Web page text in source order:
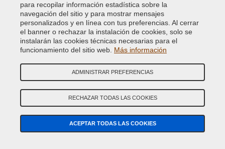
Dirección: E-COMIT srl, Via Giuseppe Di Vittorio, 93-95 - Z.I. Terrafino -
50053 EMPOLI (FI) Italy
Tel: (+39) 0571.530262
Fax:(+39) 0571.534056
Email: info@vernicispray.com
IT06818930486
para recopilar información estadística sobre la
navegación del sitio y para mostrar mensajes
personalizados y en línea con tus preferencias. Al cerrar
el banner o rechazar la instalación de cookies, solo se
instalarán las cookies técnicas necesarias para el
funcionamiento del sitio web. Más información
ADMINISTRAR PREFERENCIAS
RECHAZAR TODAS LAS COOKIES
ACEPTAR TODAS LAS COOKIES